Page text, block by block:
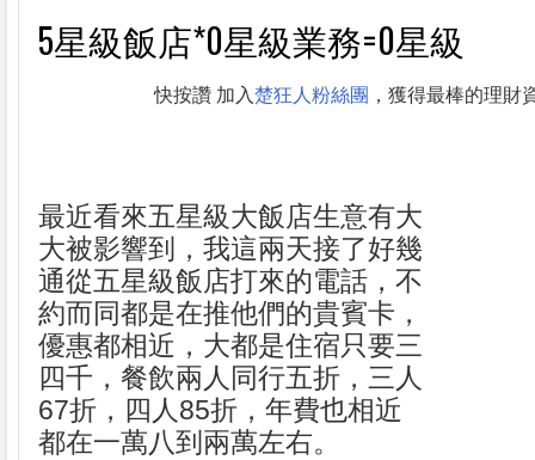
5星級飯店*0星級業務=0星級
快按讚 加入楚狂人粉絲團 ，獲得最棒的理財
最近看來五星級大飯店生意有大
大被影響到，我這兩天接了好幾
通從五星級飯店打來的電話，不
約而同都是在推他們的貴賓卡，
優惠都相近，大都是住宿只要三
四千，餐飲兩人同行五折，三人
67折，四人85折，年費也相近
都在一萬八到兩萬左右。